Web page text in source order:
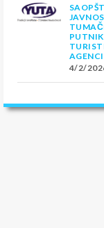
4/2/